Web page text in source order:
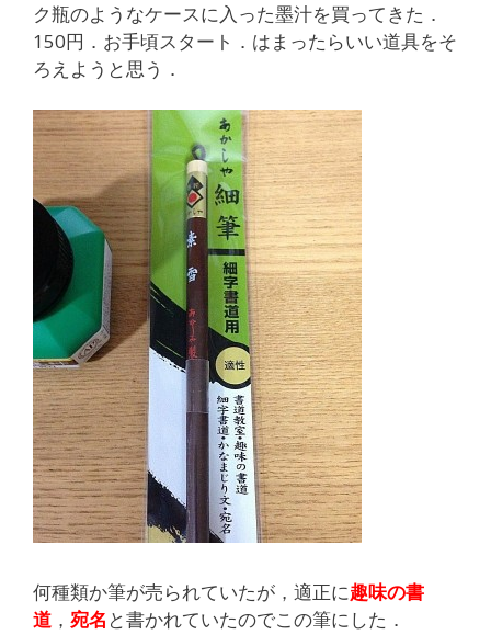
ク瓶のようなケースに入った墨汁を買ってきた．
150円．お手頃スタート．はまったらいい道具をそ
ろえようと思う．
何種類か筆が売られていたが，適正に趣味の書
道 ， 宛名 と書かれていたのでこの筆にした．